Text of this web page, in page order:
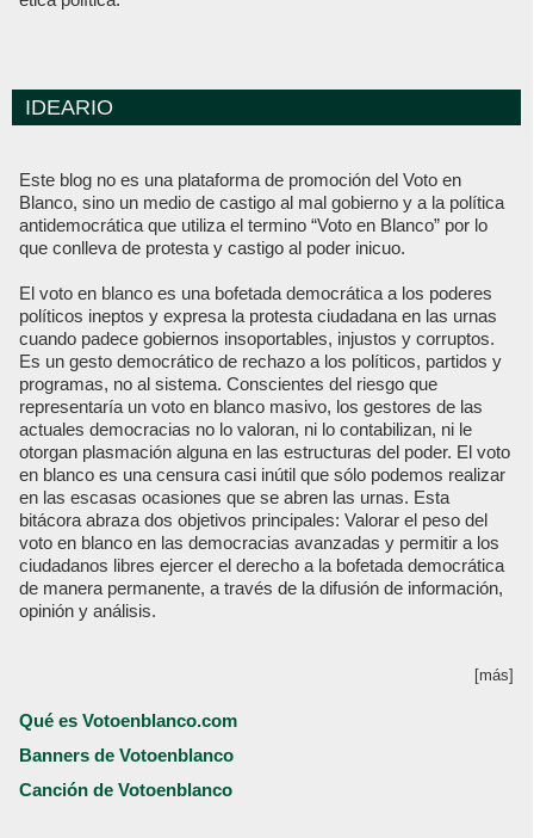
IDEARIO
Este blog no es una plataforma de promoción del Voto en
Blanco, sino un medio de castigo al mal gobierno y a la política
antidemocrática que utiliza el termino “Voto en Blanco” por lo
que conlleva de protesta y castigo al poder inicuo.
El voto en blanco es una bofetada democrática a los poderes
políticos ineptos y expresa la protesta ciudadana en las urnas
cuando padece gobiernos insoportables, injustos y corruptos.
Es un gesto democrático de rechazo a los políticos, partidos y
programas, no al sistema. Conscientes del riesgo que
representaría un voto en blanco masivo, los gestores de las
actuales democracias no lo valoran, ni lo contabilizan, ni le
otorgan plasmación alguna en las estructuras del poder. El voto
en blanco es una censura casi inútil que sólo podemos realizar
en las escasas ocasiones que se abren las urnas. Esta
bitácora abraza dos objetivos principales: Valorar el peso del
voto en blanco en las democracias avanzadas y permitir a los
ciudadanos libres ejercer el derecho a la bofetada democrática
de manera permanente, a través de la difusión de información,
opinión y análisis.
[más]
Qué es Votoenblanco.com
Banners de Votoenblanco
Canción de Votoenblanco